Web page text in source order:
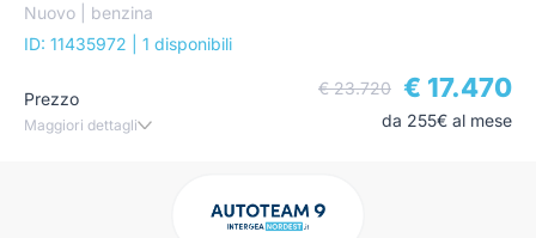
Nuovo | benzina
ID: 11435972
| 1 disponibili
Prezzo
Maggiori dettagli
€ 23.720 € 17.470
da 255€ al mese